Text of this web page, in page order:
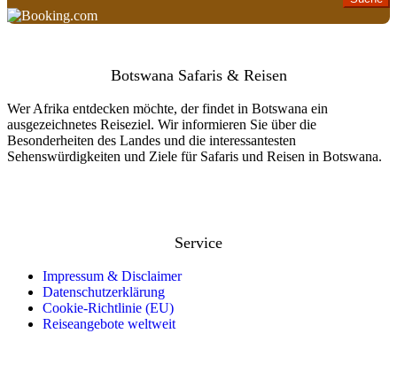
Botswana Safaris & Reisen
Wer Afrika entdecken möchte, der findet in Botswana ein
ausgezeichnetes Reiseziel. Wir informieren Sie über die
Besonderheiten des Landes und die interessantesten
Sehenswürdigkeiten und Ziele für Safaris und Reisen in Botswana.
Service
Impressum & Disclaimer
Datenschutzerklärung
Cookie-Richtlinie (EU)
Reiseangebote weltweit